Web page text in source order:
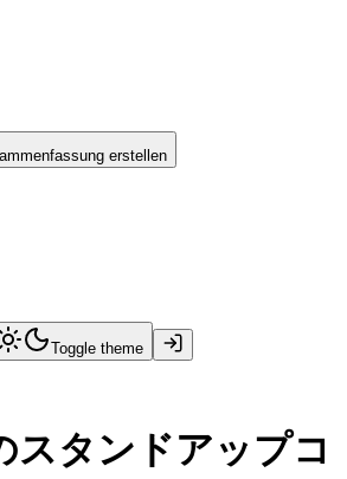
erstellen
Toggle theme
スタンドアップコ